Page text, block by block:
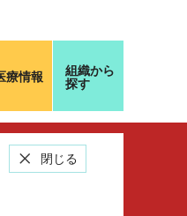
閉じる
療情報
組織から
探す